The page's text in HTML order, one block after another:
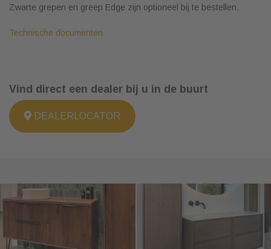
Zwarte grepen en greep Edge zijn optioneel bij te bestellen.
Technische documenten
Vind direct een dealer bij u in de buurt
DEALERLOCATOR